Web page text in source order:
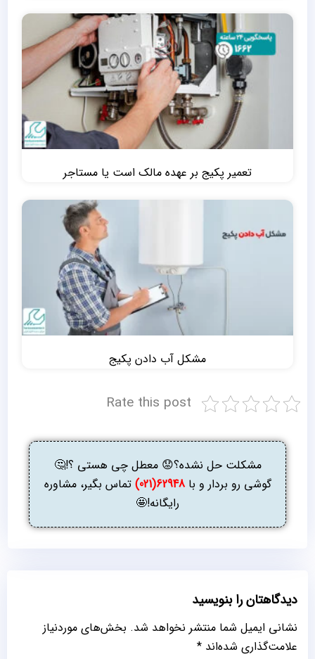
تعمیر پکیج بر عهده مالک است یا مستاجر
مشکل آب دادن پکیج
Rate this post
مشکلت حل نشده؟😟 معطل چی هستی ؟!🤔
گوشی رو بردار و با62948(021)
تماس بگیر، مشاوره
رایگانه!🤩
دیدگاهتان را بنویسید
نشانی ایمیل شما منتشر نخواهد شد. بخش‌های موردنیاز
علامت‌گذاری شده‌اند *